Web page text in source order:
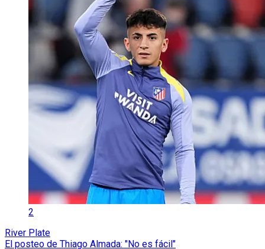
2
River Plate
El posteo de Thiago Almada: "No es fácil"